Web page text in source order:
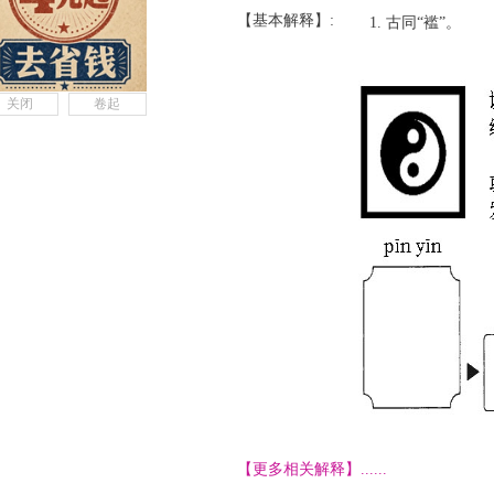
【基本解释】: 古同“褴”。
【更多相关解释】......
关闭 卷起